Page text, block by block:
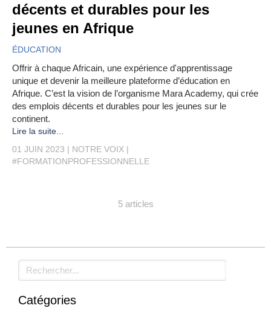
décents et durables pour les
jeunes en Afrique
ÉDUCATION
Offrir à chaque Africain, une expérience d'apprentissage
unique et devenir la meilleure plateforme d’éducation en
Afrique. C’est la vision de l’organisme Mara Academy, qui crée
des emplois décents et durables pour les jeunes sur le
continent.
Lire la suite...
01 JUIN 2023
NOTRE VOIX
#FORMATIONPROFESSIONNELLE
5 articles
Rechercher
Catégories